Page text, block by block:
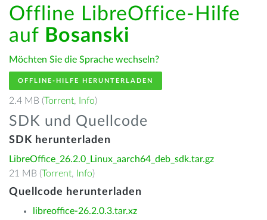
Offline LibreOffice-Hilfe
auf Bosanski
Möchten Sie die Sprache wechseln?
OFFLINE-HILFE HERUNTERLADEN
2.4 MB (Torrent, Info)
SDK und Quellcode
SDK herunterladen
LibreOffice_26.2.0_Linux_aarch64_deb_sdk.tar.gz
21 MB (Torrent, Info)
Quellcode herunterladen
libreoffice-26.2.0.3.tar.xz